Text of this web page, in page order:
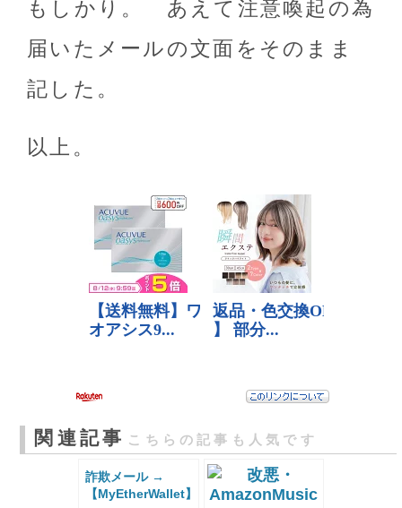
もしかり。 あえて注意喚起の為
届いたメールの文面をそのまま
記した。
以上。
関連記事 こちらの記事も人気です
詐欺メール →
【MyEtherWallet】